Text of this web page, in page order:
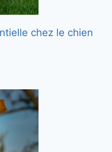
chez le chien